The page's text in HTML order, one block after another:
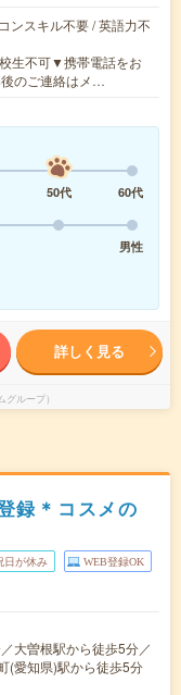
ンスキル不要 / 英語力不
生不可▼携帯電話をお
のご連絡はメ…
50代
60代
男性
詳しく見る
ループ）
録＊コスメの
日が休み WEB登録OK
大曽根駅から徒歩5分／
(愛知県)駅から徒歩5分